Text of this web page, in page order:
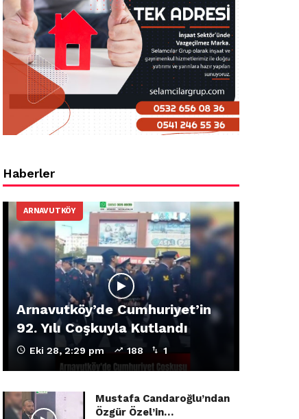
Haberler
ARNAVUTKÖY
Arnavutköy’de Cumhuriyet’in
92. Yılı Coşkuyla Kutlandı
Eki 28, 2:29 pm 188 1
Mustafa Candaroğlu’ndan
Özgür Özel’in…